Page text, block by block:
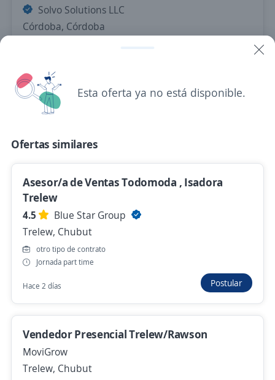
Solvo Solutions LLC
Córdoba, Córdoba
Agente de Reservas Hotelera y Marketing
Focus - Gestión Integral de Rrhh
Córdoba, Córdoba
Remoto
Hace 3 días
Remote Customer Service Agent
INFLUX INC.
La rioja, La Rioja
Remoto
Vendedor Viajante Tucuman
Esta oferta ya no está disponible.
Ofertas similares
Asesor/a de Ventas Todomoda , Isadora
Trelew
4.5
Blue Star Group
Trelew, Chubut
otro tipo de contrato
Jornada part time
Hace 2 días Postular
Vendedor Presencial Trelew/Rawson
MoviGrow
Trelew, Chubut